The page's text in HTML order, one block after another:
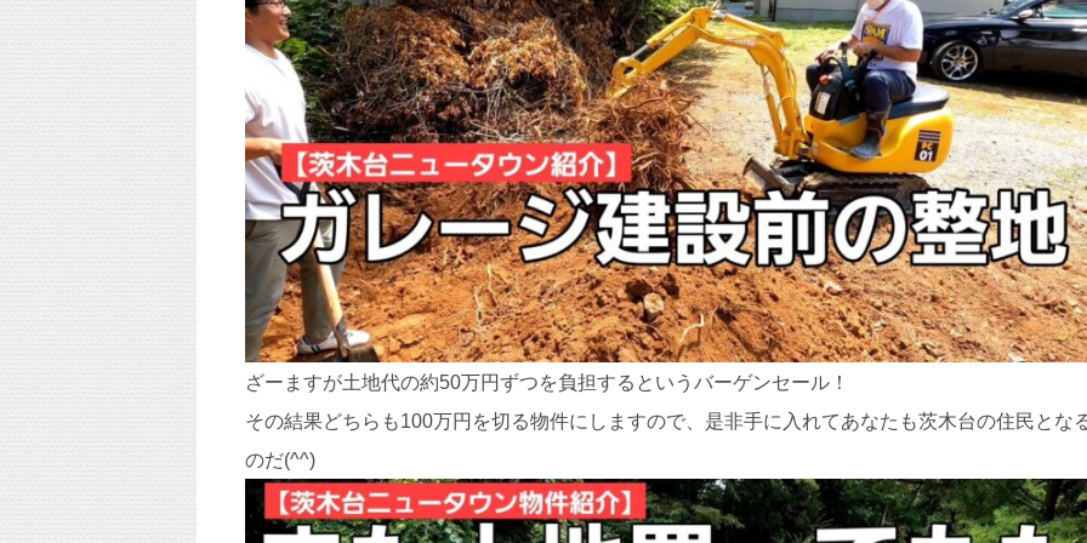
ざーますが土地代の約50万円ずつを負担するというバーゲンセール！
その結果どちらも100万円を切る物件にしますので、是非手に入れてあなたも茨木台の住民とな
のだ(^^)